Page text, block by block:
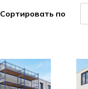
Сортировать по